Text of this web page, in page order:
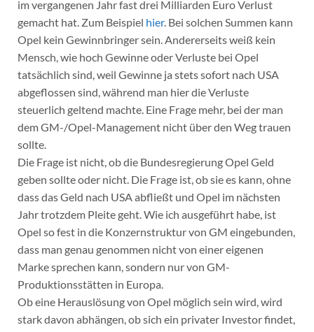
im vergangenen Jahr fast drei Milliarden Euro Verlust
gemacht hat. Zum Beispiel hier. Bei solchen Summen kann
Opel kein Gewinnbringer sein. Andererseits weiß kein
Mensch, wie hoch Gewinne oder Verluste bei Opel
tatsächlich sind, weil Gewinne ja stets sofort nach USA
abgeflossen sind, während man hier die Verluste
steuerlich geltend machte. Eine Frage mehr, bei der man
dem GM-/Opel-Management nicht über den Weg trauen
sollte.
Die Frage ist nicht, ob die Bundesregierung Opel Geld
geben sollte oder nicht. Die Frage ist, ob sie es kann, ohne
dass das Geld nach USA abfließt und Opel im nächsten
Jahr trotzdem Pleite geht. Wie ich ausgeführt habe, ist
Opel so fest in die Konzernstruktur von GM eingebunden,
dass man genau genommen nicht von einer eigenen
Marke sprechen kann, sondern nur von GM-
Produktionsstätten in Europa.
Ob eine Herauslösung von Opel möglich sein wird, wird
stark davon abhängen, ob sich ein privater Investor findet,